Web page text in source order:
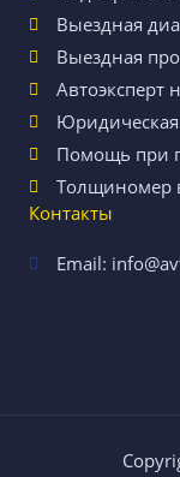
Выездная
Выездная
Автоэксперт
Помощь при
Толщиномер
Контакты
Email: